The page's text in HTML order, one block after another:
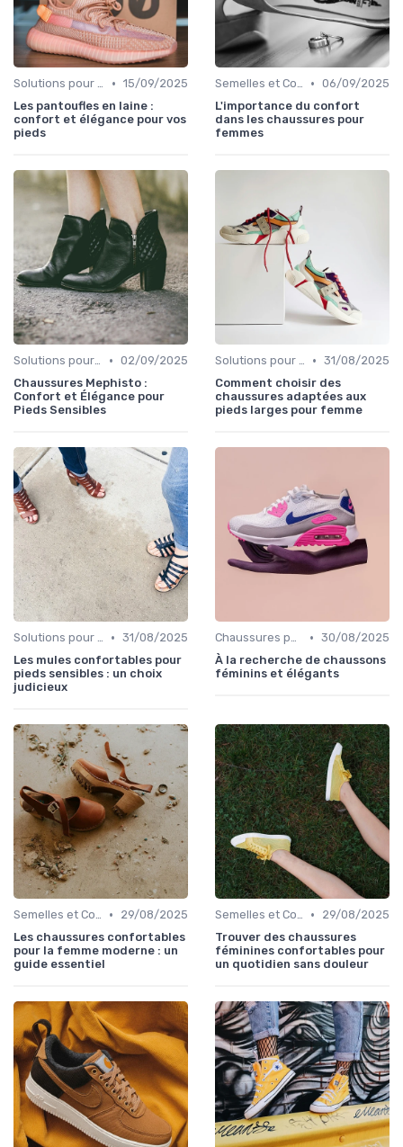
Solutions pour Pieds Sensibles • 15/09/2025
Les pantoufles en laine :
confort et élégance pour vos
pieds
Semelles et Confort du Pied • 06/09/2025
L'importance du confort
dans les chaussures pour
femmes
Solutions pour Pieds Sensibles • 02/09/2025
Chaussures Mephisto :
Confort et Élégance pour
Pieds Sensibles
Solutions pour Pieds Sensibles • 31/08/2025
Comment choisir des
chaussures adaptées aux
pieds larges pour femme
Solutions pour Pieds Sensibles • 31/08/2025
Les mules confortables pour
pieds sensibles : un choix
judicieux
Chaussures pour Occasions Spéciales • 30/08/2025
À la recherche de chaussons
féminins et élégants
Semelles et Confort du Pied •
29/08/2025
Les chaussures confortables
pour la femme moderne : un
guide essentiel
Semelles et Confort du Pied •
29/08/2025
Trouver des chaussures
féminines confortables pour
un quotidien sans douleur